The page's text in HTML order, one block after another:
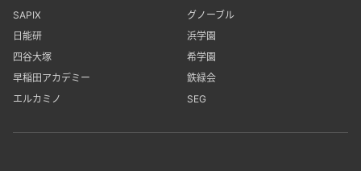
SAPIX
グノーブル
日能研
浜学園
四谷大塚
希学園
早稲田アカデミー
鉄緑会
エルカミノ
SEG